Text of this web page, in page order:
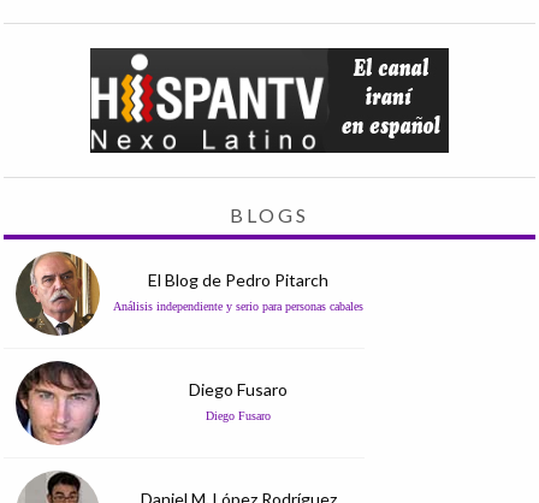
BLOGS
El Blog de Pedro Pitarch
Análisis independiente y serio para personas cabales
Diego Fusaro
Diego Fusaro
Daniel M. López Rodríguez